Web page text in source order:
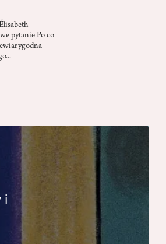
pytanie Po co
i